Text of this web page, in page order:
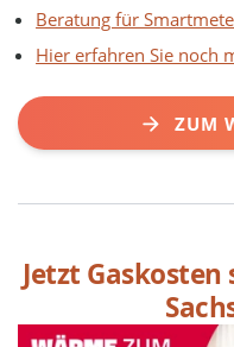
Beratung für
Hier erfahren Sie noch
ZUM
Jetzt